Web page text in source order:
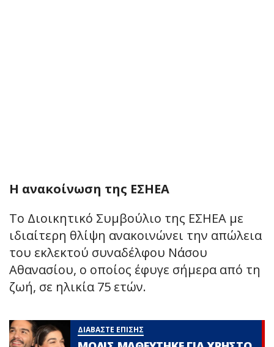
Η ανακοίνωση της ΕΣΗΕΑ
Το Διοικητικό Συμβούλιο της ΕΣΗΕΑ με
ιδιαίτερη θλίψη ανακοινώνει την απώλεια
του εκλεκτού συναδέλφου Νάσου
Αθανασίου, ο οποίος έφυγε σήμερα από τη
ζωή, σε ηλικία 75 ετών.
ΔΙΑΒΑΣΤΕ ΕΠΙΣΗΣ